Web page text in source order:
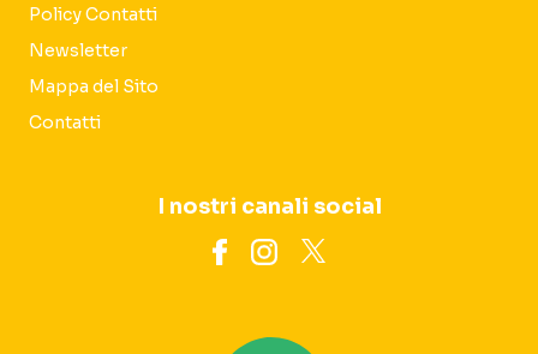
Policy Contatti
Newsletter
Mappa del Sito
Contatti
I nostri canali social